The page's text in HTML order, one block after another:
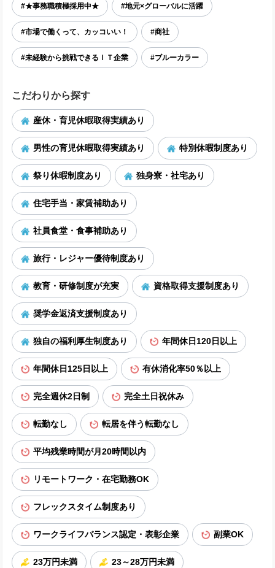
#★事務職積極採用中★ #地元×グローバルに活躍
#市場で働くって、カッコいい！ #商社
#未経験から挑戦できるＩＴ企業 #ブルーカラー
こだわりから探す
産休・育児休暇取得実績あり
男性の育児休暇取得実績あり 特別休暇制度あり
祭り休暇制度あり 独身寮・社宅あり
住宅手当・家賃補助あり
社員食堂・食事補助あり
旅行・レジャー優待制度あり
教育・研修制度が充実 資格取得支援制度あり
奨学金返済支援制度あり
独自の福利厚生制度あり 年間休日120日以上
年間休日125日以上 有休消化率50％以上
完全週休2日制 完全土日祝休み
転勤なし 転居を伴う転勤なし
平均残業時間が月20時間以内
リモートワーク・在宅勤務OK
フレックスタイム制度あり
ワークライフバランス認定・表彰企業 副業OK
23万円未満 23～28万円未満